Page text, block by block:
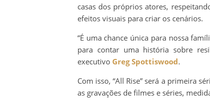
casas dos próprios atores,
efeitos visuais para criar os cenários.
“É uma chance única para nossa
para contar uma história sobre
executivo Greg Spottiswood.
Com isso, “All Rise” será a primeira
as gravações de filmes e séries,